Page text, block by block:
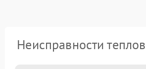
Неисправности